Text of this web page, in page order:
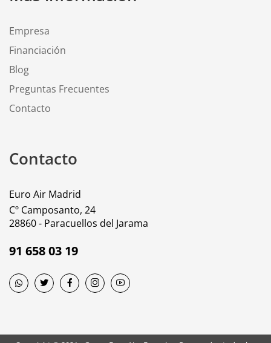
Empresa
Financiación
Blog
Preguntas Frecuentes
Contacto
Contacto
Euro Air Madrid
Cº Camposanto, 24
28860 - Paracuellos del Jarama
91 658 03 19